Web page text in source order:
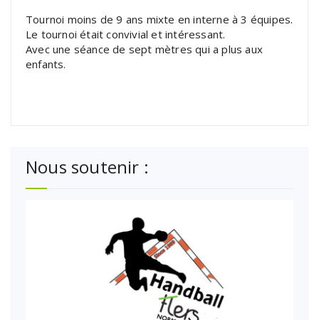
Tournoi moins de 9 ans mixte en interne à 3 équipes.
Le tournoi était convivial et intéressant.
Avec une séance de sept mètres qui a plus aux
enfants.
Nous soutenir :